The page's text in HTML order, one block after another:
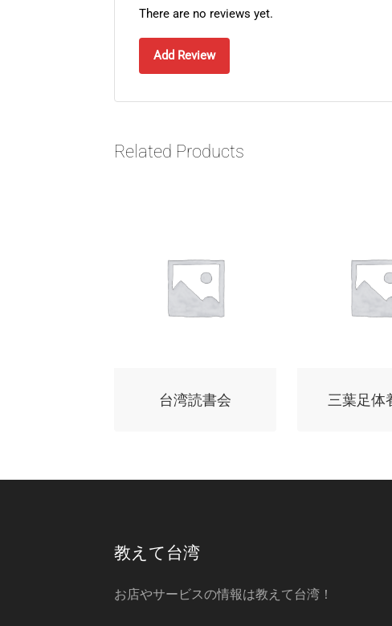
There are no reviews yet.
Add Review
Related Products
台湾読書会 三葉足体
教えて台湾
お店やサービスの情報は教えて台湾！